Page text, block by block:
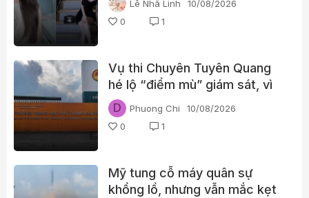
3 năm mất tích
Lê Nhã Linh
10/08/2026
0
1
Vụ thi Chuyên Tuyên Quang
hé lộ “điểm mù” giám sát, vì
sao không ai phát hiện kịp
thời?
D Phuong Chi
10/08/2026
0
1
Mỹ tung cỗ máy quân sự
khổng lồ, nhưng vẫn mắc kẹt